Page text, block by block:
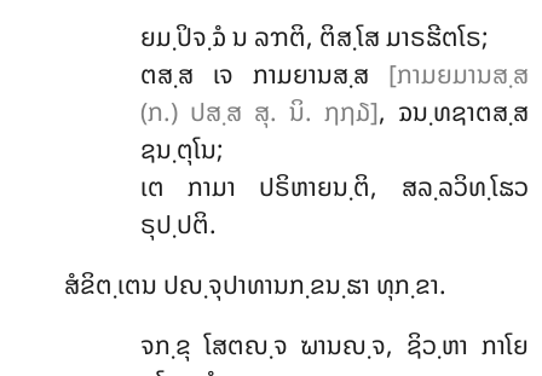
ຍມ຺ປິຈ຺ຉໍນ ລຠຕິ, ຕິສ຺ໂສ ມາຣຘີຕໂຣ;
ຕສ຺ສ ເຈ ກາມຍານສ຺ສ [ກາມຍມານສ຺ສ
(ກ.) ປສ຺ສ ສຸ. ນິ. ໗໗໓], ຉນ຺ທຊາຕສ຺ສ
ຊນ຺ຕຸໂນ;
ເຕ ກາມາ ປຣິຫາຍນ຺ຕິ, ສລ຺ລວິທ຺ໂຘວ
ຣຸປ຺ປຕິ.
ສໍຂິຕ຺ເຕນ ປຎ຺ຈຸປາທານກ຺ຂນ຺ຘາ ທຸກ຺ຂາ.
ຈກ຺ຂຸ ໂສຕຎ຺ຈ ຆານຎ຺ຈ, ຊິວ຺ຫາ ກາໂຍ